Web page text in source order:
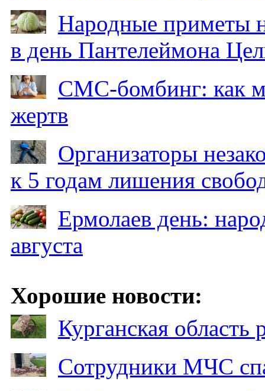
Народные приметы
в день Пантелеймона
СМС-бомбинг: как
жертв
Организаторы
к 5 годам лишения
Ермолаев день:
августа
Хорошие новости:
Курганская
Сотрудники МЧС